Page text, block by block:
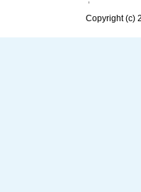
Copyright (c)